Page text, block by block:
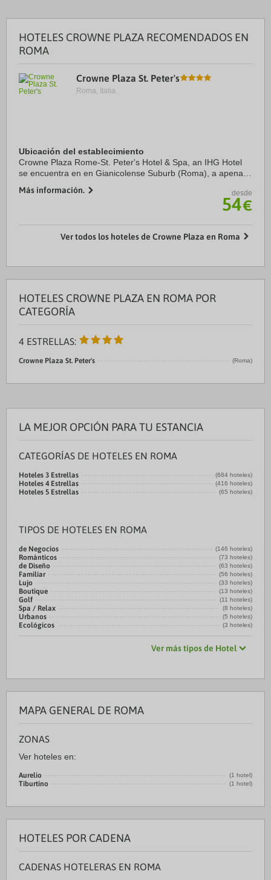
HOTELES CROWNE PLAZA RECOMENDADOS EN
ROMA
Crowne Plaza St. Peter's
Roma, Italia.
Ubicación del establecimiento
Crowne Plaza Rome-St. Peter's Hotel & Spa, an IHG Hotel
se encuentra en en Gianicolense Suburb (Roma), a apenas
de Sant'Angelo. Además, este hotel ...
Más información. desde
54€
Ver todos los hoteles de Crowne Plaza en Roma
HOTELES CROWNE PLAZA EN ROMA POR
CATEGORÍA
4 ESTRELLAS:
Crowne Plaza St. Peter's (Roma)
LA MEJOR OPCIÓN PARA TU ESTANCIA
CATEGORÍAS DE HOTELES EN ROMA
Hoteles 3 Estrellas (684 hoteles)
Hoteles 4 Estrellas (416 hoteles)
Hoteles 5 Estrellas (65 hoteles)
TIPOS DE HOTELES EN ROMA
de Negocios (146 hoteles)
Románticos (73 hoteles)
de Diseño (63 hoteles)
Familiar (56 hoteles)
Lujo (33 hoteles)
Boutique (13 hoteles)
Golf (11 hoteles)
Spa / Relax (8 hoteles)
Urbanos (5 hoteles)
Ecológicos (3 hoteles)
Ver más tipos de Hotel
MAPA GENERAL DE ROMA
ZONAS
Ver hoteles en:
Aurelio (1 hotel)
Tiburtino (1 hotel)
HOTELES POR CADENA
CADENAS HOTELERAS EN ROMA